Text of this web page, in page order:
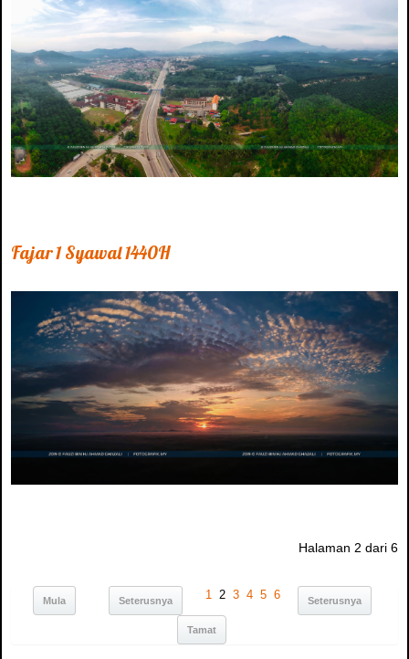
Fajar 1 Syawal 1440H
Halaman 2 dari 6
Mula Seterusnya 1 2 3 4 5 6 Seterusnya
Tamat